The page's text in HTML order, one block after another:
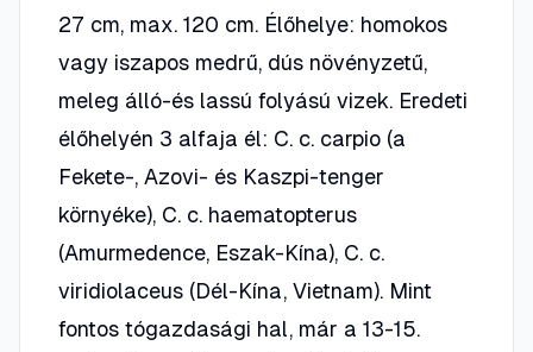
27 cm, max. 120 cm. Élőhelye: homokos
vagy iszapos medrű, dús növényzetű,
meleg álló-és lassú folyású vizek. Eredeti
élőhelyén 3 alfaja él: C. c. carpio (a
Fekete-, Azovi- és Kaszpi-tenger
környéke), C. c. haematopterus
(Amurmedence, Eszak-Kína), C. c.
viridiolaceus (Dél-Kína, Vietnam). Mint
fontos tógazdasági hal, már a 13-15.